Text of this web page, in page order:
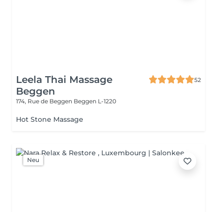
Leela Thai Massage
Beggen
52
174, Rue de Beggen Beggen L-1220
Hot Stone Massage
Neu